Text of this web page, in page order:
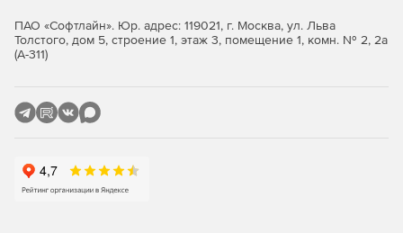
ПАО «Софтлайн». Юр. адрес: 119021, г. Москва, ул. Льва
Толстого, дом 5, строение 1, этаж 3, помещение 1, комн. № 2, 2а
(А-311)